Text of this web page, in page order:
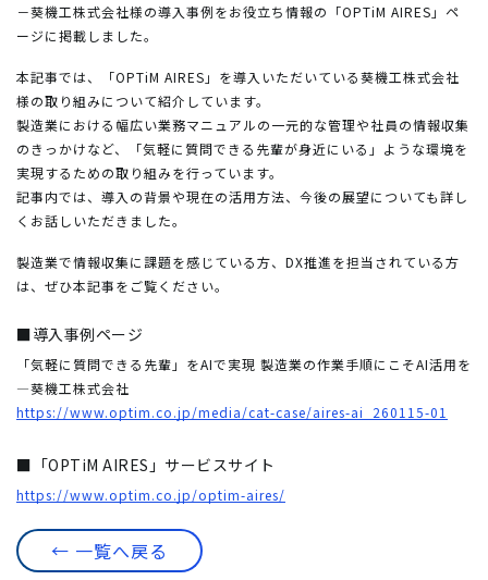
－葵機工株式会社様の導入事例をお役立ち情報の「OPTiM AIRES」ペ
ージに掲載しました。
本記事では、「OPTiM AIRES」を導入いただいている葵機工株式会社
様の取り組みについて紹介しています。
製造業における幅広い業務マニュアルの一元的な管理や社員の情報収集
のきっかけなど、「気軽に質問できる先輩が身近にいる」ような環境を
実現するための取り組みを行っています。
記事内では、導入の背景や現在の活用方法、今後の展望についても詳し
くお話しいただきました。
製造業で情報収集に課題を感じている方、DX推進を担当されている方
は、ぜひ本記事をご覧ください。
■導入事例ページ
「気軽に質問できる先輩」をAIで実現 製造業の作業手順にこそAI活用を
―葵機工株式会社
https://www.optim.co.jp/media/cat-case/aires-ai_260115-01
■「OPTiM AIRES」サービスサイト
https://www.optim.co.jp/optim-aires/
← 一覧へ戻る